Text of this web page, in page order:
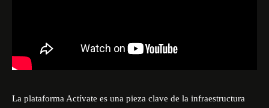
La plataforma Actívate es una pieza clave de la infraestructura